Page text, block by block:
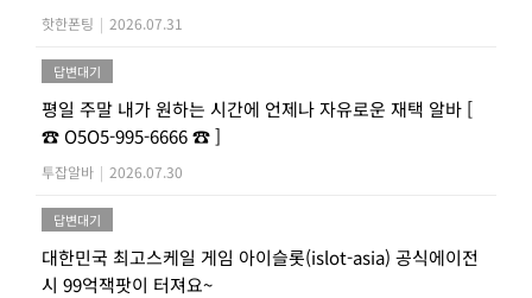
핫한폰팅 | 2026.07.31
답변대기
평일 주말 내가 원하는 시간에 언제나 자유로운 재택 알바 [
☎ O5O5-995-6666 ☎ ]
투잡알바 | 2026.07.30
답변대기
대한민국 최고스케일 게임 아이슬롯(islot-asia) 공식에이전
시 99억잭팟이 터져요~